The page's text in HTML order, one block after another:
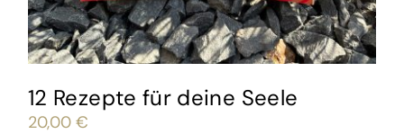
12 Rezepte für deine Seele
20,00 €